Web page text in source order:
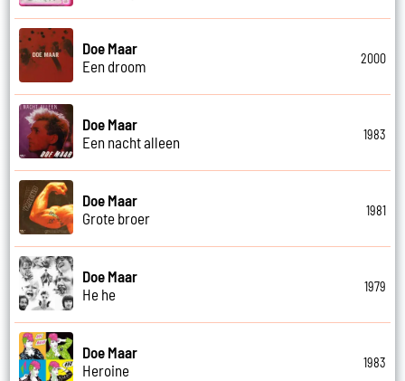
Doe Maar
Een droom
2000
Doe Maar
Een nacht alleen
1983
Doe Maar
Grote broer
1981
Doe Maar
He he
1979
Doe Maar
Heroine
1983